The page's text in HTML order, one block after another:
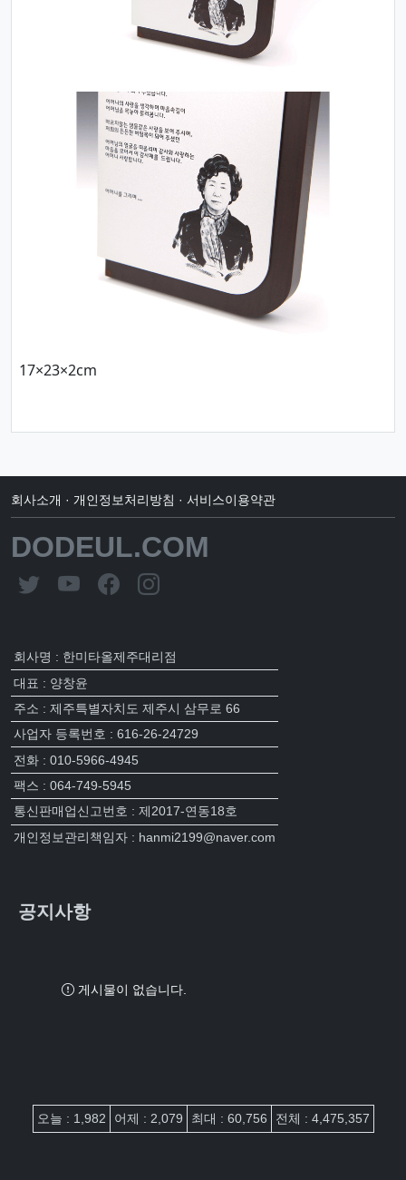
17×23×2cm
회사소개 · 개인정보처리방침 · 서비스이용약관
DODEUL.COM
회사명 : 한미타올제주대리점
대표 : 양창윤
주소 : 제주특별자치도 제주시 삼무로 66
사업자 등록번호 : 616-26-24729
전화 : 010-5966-4945
팩스 : 064-749-5945
통신판매업신고번호 : 제2017-연동18호
개인정보관리책임자 : hanmi2199@naver.com
공지사항
게시물이 없습니다.
접속자집계
오늘 : 1,982 어제 : 2,079 최대 : 60,756 전체 : 4,475,357